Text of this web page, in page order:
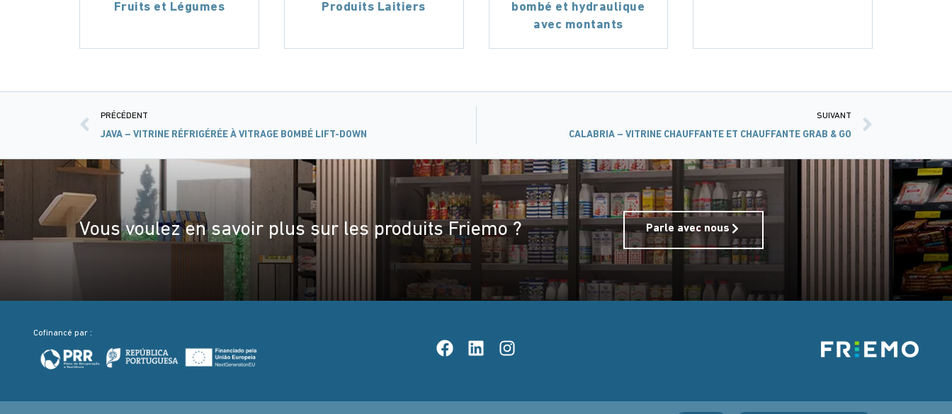
Fruits et Légumes
Produits Laitiers
bombé et hydraulique
avec montants
PRÉCÉDENT
JAVA – VITRINE RÉFRIGÉRÉE À VITRAGE BOMBÉ LIFT-DOWN
SUIVANT
CALABRIA – VITRINE CHAUFFANTE ET CHAUFFANTE GRAB & GO
Vous voulez en savoir plus sur les produits Friemo ? Parle avec nous
Cofinancé par :